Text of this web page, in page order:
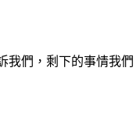
我們，剩下的事情我們